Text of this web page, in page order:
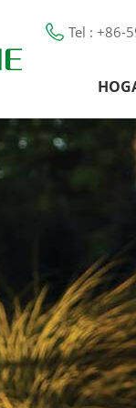
Tel : +86-